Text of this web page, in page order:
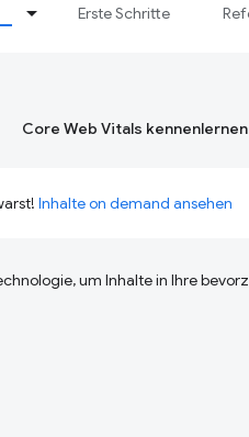
Erste Schritte
Core Web Vitals kennenlernen
Inhalte on demand ansehen
um Inhalte in Ihre